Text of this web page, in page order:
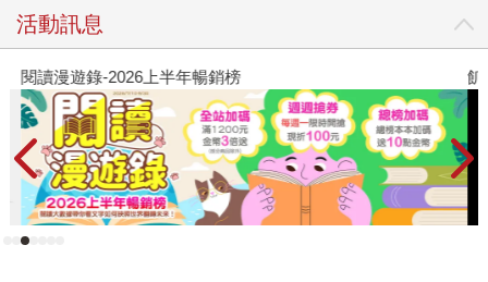
活動訊息
閱讀漫遊錄-2026上半年暢銷榜 飢